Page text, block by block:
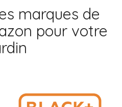
marques de
pour votre